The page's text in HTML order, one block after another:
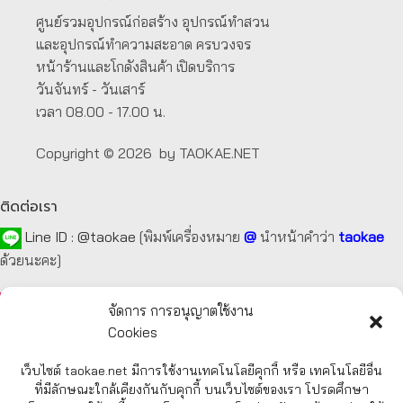
จัดการ การอนุญาตใช้งาน
Cookies
เว็บไซต์ taokae.net มีการใช้งานเทคโนโลยีคุกกี้ หรือ เทคโนโลยีอื่น
ที่มีลักษณะใกล้เคียงกันกับคุกกี้ บนเว็บไซต์ของเรา โปรดศึกษา
ศูนย์รวมอุปกรณ์ก่อสร้าง อุปกรณ์ทำสวน
และอุปกรณ์ทำความสะอาด ครบวงจร
หน้าร้านและโกดังสินค้า เปิดบริการ
วันจันทร์ - วันเสาร์
เวลา 08.00 - 17.00 น.
Copyright © 2026 by TAOKAE.NET
ติดต่อเรา
Line ID : @taokae [พิมพ์เครื่องหมาย @ นำหน้าคำว่า taokae
ด้วยนะคะ]
092-872-7229 099-131-3129
taokae.net@gmail.com
Fax : 02-054-4244